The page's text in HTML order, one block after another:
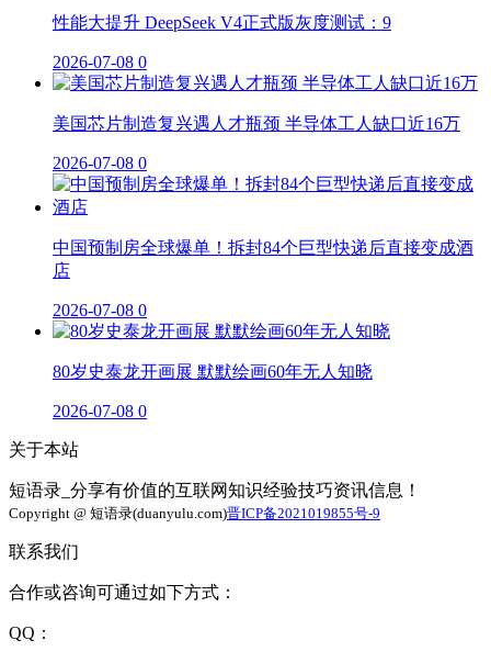
性能大提升 DeepSeek V4正式版灰度测试：9
2026-07-08 0
美国芯片制造复兴遇人才瓶颈 半导体工人缺口近16万
2026-07-08 0
中国预制房全球爆单！拆封84个巨型快递后直接变成酒
店
2026-07-08 0
80岁史泰龙开画展 默默绘画60年无人知晓
2026-07-08 0
关于本站
短语录_分享有价值的互联网知识经验技巧资讯信息！
Copyright @ 短语录(duanyulu.com)晋ICP备2021019855号-9
联系我们
合作或咨询可通过如下方式：
QQ：